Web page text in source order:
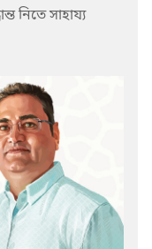
নিতে সাহায্য